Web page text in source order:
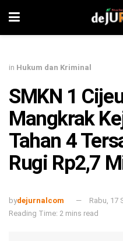
in Hukum dan Kriminal
SMKN 1
Mangkrak
Tahan 4
Rugi Rp2,7
bydejurnalcom
Rabu, 17
Reading Time: 2 mins read